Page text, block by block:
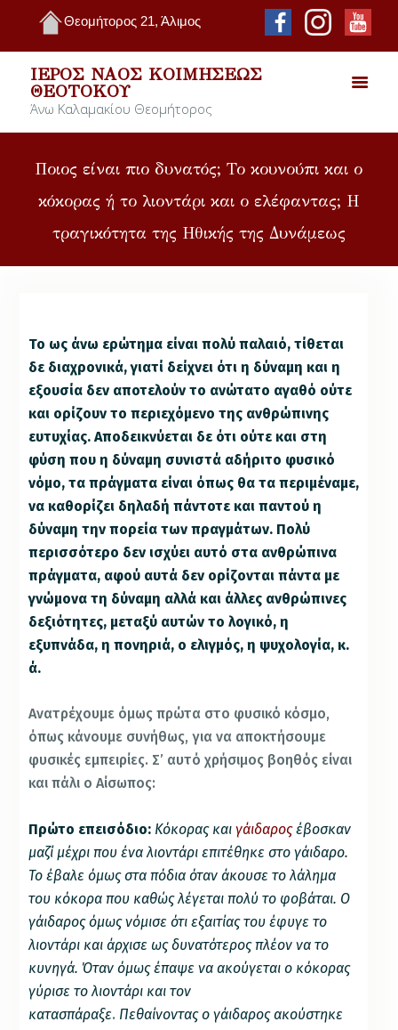
Θεομήτορος 21, Άλιμος
ΙΕΡΌΣ ΝΑΌΣ ΚΟΙΜΉΣΕΩΣ
ΘΕΟΤΌΚΟΥ
Άνω Καλαμακίου Θεομήτορος
Ποιος είναι πιο δυνατός; Το κουνούπι και ο
κόκορας ή το λιοντάρι και ο ελέφαντας; Η
τραγικότητα της Ηθικής της Δυνάμεως
Το ως άνω ερώτημα είναι πολύ παλαιό, τίθεται
δε διαχρονικά, γιατί δείχνει ότι η δύναμη και η
εξουσία δεν αποτελούν το ανώτατο αγαθό ούτε
και ορίζουν το περιεχόμενο της ανθρώπινης
ευτυχίας. Αποδεικνύεται δε ότι ούτε και στη
φύση που η δύναμη συνιστά αδήριτο φυσικό
νόμο, τα πράγματα είναι όπως θα τα περιμέναμε,
να καθορίζει δηλαδή πάντοτε και παντού η
δύναμη την πορεία των πραγμάτων. Πολύ
περισσότερο δεν ισχύει αυτό στα ανθρώπινα
πράγματα, αφού αυτά δεν ορίζονται πάντα με
γνώμονα τη δύναμη αλλά και άλλες ανθρώπινες
δεξιότητες, μεταξύ αυτών το λογικό, η
εξυπνάδα, η πονηριά, ο ελιγμός, η ψυχολογία, κ.
ά.
Ανατρέχουμε όμως πρώτα στο φυσικό κόσμο,
όπως κάνουμε συνήθως, για να αποκτήσουμε
φυσικές εμπειρίες. Σ’ αυτό χρήσιμος βοηθός είναι
και πάλι ο Αίσωπος:
Πρώτο επεισόδιο: Κόκορας καιγάιδαροςέβοσκαν
μαζί μέχρι που ένα λιοντάρι επιτέθηκε στο γάιδαρο.
Το έβαλε όμως στα πόδια όταν άκουσε το λάλημα
του κόκορα που καθώς λέγεται πολύ το φοβάται. Ο
γάιδαρος όμως νόμισε ότι εξαιτίας του έφυγε το
λιοντάρι και άρχισε ως δυνατότερος πλέον να το
κυνηγά. Όταν όμως έπαψε να ακούγεται ο κόκορας
γύρισε το λιοντάρι και τον
κατασπάραξε. Πεθαίνοντας ο γάιδαρος ακούστηκε